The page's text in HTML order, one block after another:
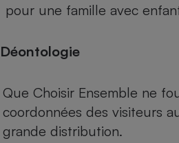
pour une famille avec
Déontologie
Que Choisir Ensemble ne
coordonnées des visiteurs
grande distribution.